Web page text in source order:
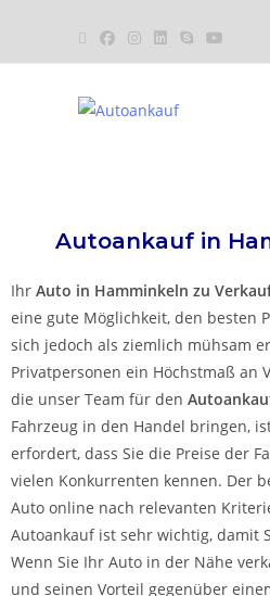
Autoankauf in
Ihr Auto in Hamminkeln zu
eine gute Möglichkeit, den besten
sich jedoch als ziemlich mühsam
Privatpersonen ein Höchstmaß an
die unser Team für den
Fahrzeug in den Handel bringen,
erfordert, dass Sie die Preise der
vielen Konkurrenten kennen. Der
Auto online nach relevanten
Autoankauf ist sehr wichtig, damit
Wenn Sie Ihr Auto in der Nähe
und seinen Vorteil gegenüber